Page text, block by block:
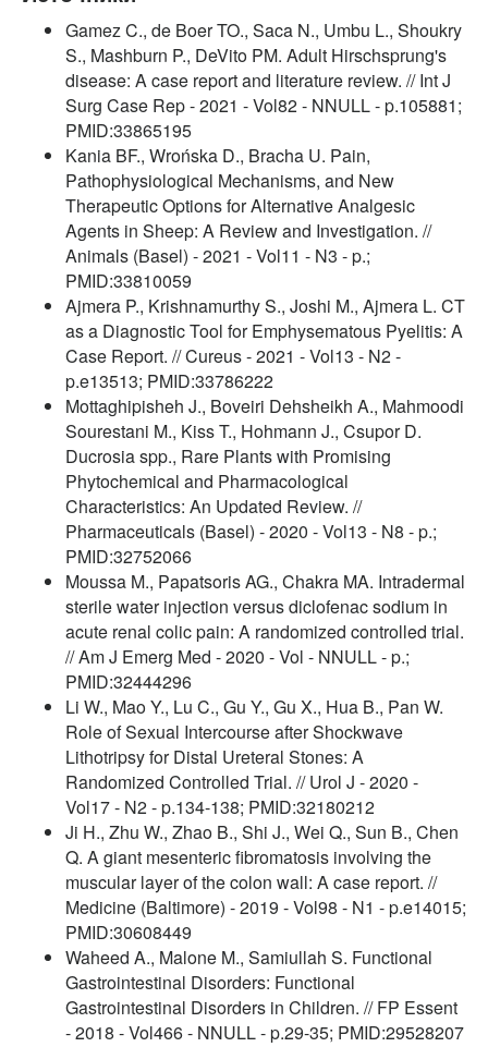
Gamez C., de Boer TO., Saca N., Umbu L., Shoukry
S., Mashburn P., DeVito PM. Adult Hirschsprung's
disease: A case report and literature review. // Int J
Surg Case Rep - 2021 - Vol82 - NNULL - p.105881;
PMID:33865195
Kania BF., Wrońska D., Bracha U. Pain,
Pathophysiological Mechanisms, and New
Therapeutic Options for Alternative Analgesic
Agents in Sheep: A Review and Investigation. //
Animals (Basel) - 2021 - Vol11 - N3 - p.;
PMID:33810059
Ajmera P., Krishnamurthy S., Joshi M., Ajmera L. CT
as a Diagnostic Tool for Emphysematous Pyelitis: A
Case Report. // Cureus - 2021 - Vol13 - N2 -
p.e13513; PMID:33786222
Mottaghipisheh J., Boveiri Dehsheikh A., Mahmoodi
Sourestani M., Kiss T., Hohmann J., Csupor D.
Ducrosia spp., Rare Plants with Promising
Phytochemical and Pharmacological
Characteristics: An Updated Review. //
Pharmaceuticals (Basel) - 2020 - Vol13 - N8 - p.;
PMID:32752066
Moussa M., Papatsoris AG., Chakra MA. Intradermal
sterile water injection versus diclofenac sodium in
acute renal colic pain: A randomized controlled trial.
// Am J Emerg Med - 2020 - Vol - NNULL - p.;
PMID:32444296
Li W., Mao Y., Lu C., Gu Y., Gu X., Hua B., Pan W.
Role of Sexual Intercourse after Shockwave
Lithotripsy for Distal Ureteral Stones: A
Randomized Controlled Trial. // Urol J - 2020 -
Vol17 - N2 - p.134-138; PMID:32180212
Ji H., Zhu W., Zhao B., Shi J., Wei Q., Sun B., Chen
Q. A giant mesenteric fibromatosis involving the
muscular layer of the colon wall: A case report. //
Medicine (Baltimore) - 2019 - Vol98 - N1 - p.e14015;
PMID:30608449
Waheed A., Malone M., Samiullah S. Functional
Gastrointestinal Disorders: Functional
Gastrointestinal Disorders in Children. // FP Essent
- 2018 - Vol466 - NNULL - p.29-35; PMID:29528207